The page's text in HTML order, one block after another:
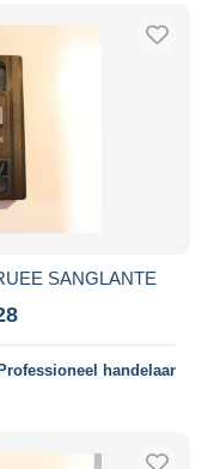
SANGLANTE
Professioneel handelaar